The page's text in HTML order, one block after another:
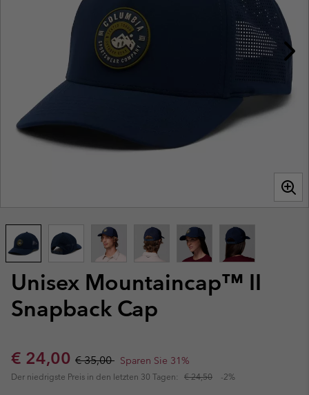
Unisex Mountaincap™ II
Snapback Cap
Sale price:
€ 24,00 Regular price:
€ 35,00 Sparen Sie 31%
Der niedrigste Preis in den letzten 30 Tagen: € 24,50 -2%